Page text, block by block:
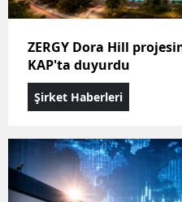
ZERGY Dora Hill
KAP'ta duyurdu
Şirket Haberleri